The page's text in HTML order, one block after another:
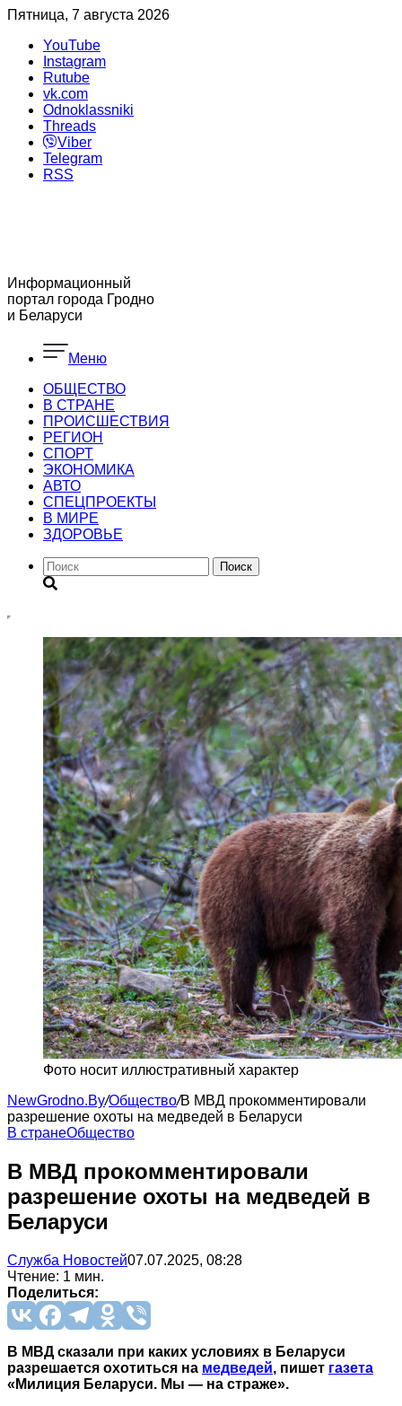
Пятница, 7 августа 2026
YouTube
Instagram
Rutube
vk.com
Odnoklassniki
Threads
Viber
Telegram
RSS
Информационный
портал города Гродно
и Беларуси
Меню
ОБЩЕСТВО
В СТРАНЕ
ПРОИСШЕСТВИЯ
РЕГИОН
CПОРТ
ЭКОНОМИКА
АВТО
СПЕЦПРОЕКТЫ
В МИРЕ
ЗДОРОВЬЕ
Поиск
Фото носит иллюстративный характер
NewGrodno.By/Общество/В МВД прокомментировали
разрешение охоты на медведей в Беларуси
В странеОбщество
В МВД прокомментировали
разрешение охоты на медведей в
Беларуси
Служба Новостей07.07.2025, 08:28
Чтение: 1 мин.
Поделиться:
В МВД сказали при каких условиях в Беларуси
разрешается охотиться на медведей, пишет газета
«Милиция Беларуси. Мы — на страже».